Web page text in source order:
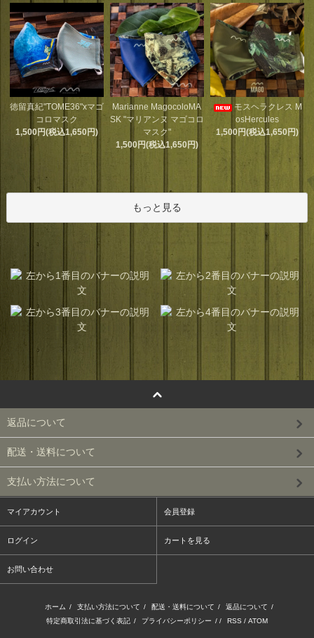
徳留真紀"TOME36"xマゴ
コロマスク
1,500円(税込1,650円)
Marianne MagocoloMA
SK "マリアンヌ マゴコロ
マスク"
1,500円(税込1,650円)
モスヘラクレス M
osHercules
1,500円(税込1,650円)
もっと見る
返品について
配送・送料について
支払い方法について
マイアカウント 会員登録
ログイン カートを見る
お問い合わせ
ホーム / 支払い方法について / 配送・送料について / 返品について /
特定商取引法に基づく表記 / プライバシーポリシー / / RSS / ATOM